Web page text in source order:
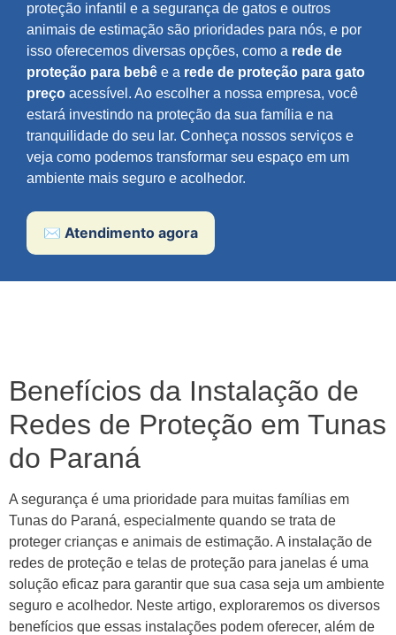
proteção infantil e a segurança de gatos e outros
animais de estimação são prioridades para nós, e por
isso oferecemos diversas opções, como a rede de
proteção para bebê e a rede de proteção para gato
preço acessível. Ao escolher a nossa empresa, você
estará investindo na proteção da sua família e na
tranquilidade do seu lar. Conheça nossos serviços e
veja como podemos transformar seu espaço em um
ambiente mais seguro e acolhedor.
✉️ Atendimento agora
Benefícios da Instalação de
Redes de Proteção em Tunas
do Paraná
A segurança é uma prioridade para muitas famílias em
Tunas do Paraná, especialmente quando se trata de
proteger crianças e animais de estimação. A instalação de
redes de proteção e telas de proteção para janelas é uma
solução eficaz para garantir que sua casa seja um ambiente
seguro e acolhedor. Neste artigo, exploraremos os diversos
benefícios que essas instalações podem oferecer, além de